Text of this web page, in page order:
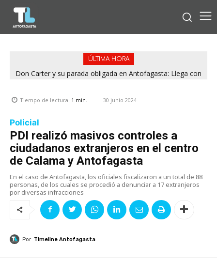
ÚLTIMA HORA
Don Carter y su parada obligada en Antofagasta: Llega con
Tiempo de lectura: 1 min. 30 junio 2024
Policial
PDI realizó masivos controles a
ciudadanos extranjeros en el centro
de Calama y Antofagasta
En el caso de Antofagasta, los oficiales fiscalizaron a un total de 88
personas, de los cuales se procedió a denunciar a 17 extranjeros
por diversas infracciones
Por Timeline Antofagasta